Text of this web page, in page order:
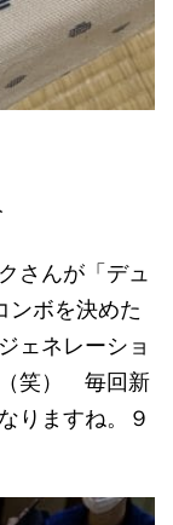
さんが「デュ
ンボを決めた
ェネレーショ
（笑） 毎回新
りますね。９